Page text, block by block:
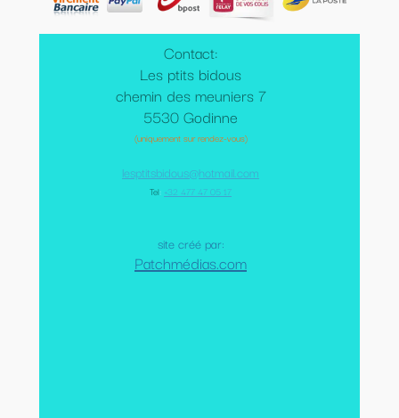
Contact:
Les ptits bidous
chemin des meuniers 7
5530 Godinne
(uniquement sur rendez-vous)
lesptitsbidous@hotmail.com
Tel: +32 477 47 05 17
site créé par:
Patchmédias.com